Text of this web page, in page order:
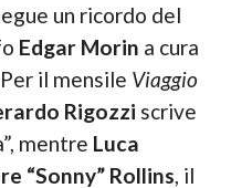
un ricordo del
Edgar Morin a cura
. Per il mensile Viaggio
Rigozzi scrive
mentre Luca
“Sonny” Rollins , il